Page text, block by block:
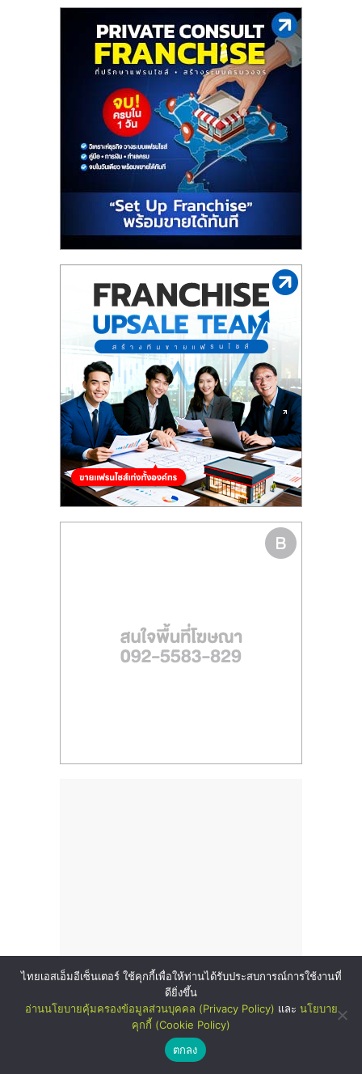
ไทยเอสเอ็มอีเซ็นเตอร์ ใช้คุกกี้เพื่อให้ท่านได้รับประสบการณ์การใช้งานที่
ดียิ่งขึ้น
อ่านนโยบายคุ้มครองข้อมูลส่วนบุคคล (Privacy Policy) และ นโยบาย
คุกกี้ (Cookie Policy)
ตกลง